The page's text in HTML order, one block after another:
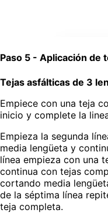
Paso 5 - Aplicación de
Tejas asfálticas de 3
Empiece con una teja
inicio y complete la
Empieza la segunda
media lengüeta y
línea empieza con una
continua con tejas
cortando media
de la séptima línea
teja completa.